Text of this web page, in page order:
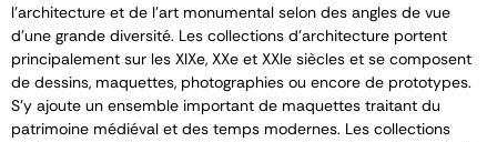
l’architecture et de l’art monumental selon des angles de vue
d’une grande diversité. Les collections d’architecture portent
principalement sur les XIXe, XXe et XXIe siècles et se composent
de dessins, maquettes, photographies ou encore de prototypes.
S’y ajoute un ensemble important de maquettes traitant du
patrimoine médiéval et des temps modernes. Les collections